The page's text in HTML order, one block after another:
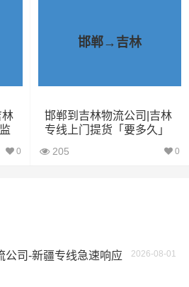
的物流公司可能会在运输过程中
无法按时送达；
的物流公司可能会提供劣质的服
咨询、不提供准确的物流信息
物流公司可能会存在安全风险，例
障货物安全等；
林
0
邯郸→吉林
邯郸到吉林物流公司|吉林
专线上门提货「要多久」
205 0
2026-08-01
公司-新疆专线急速响应